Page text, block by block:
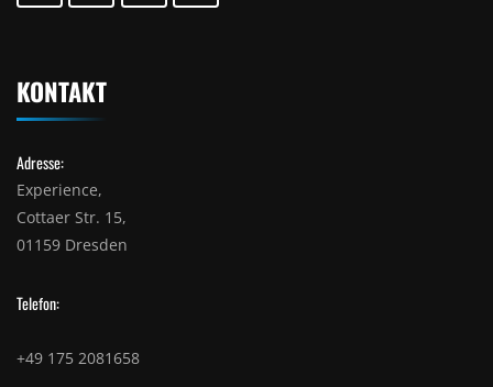
KONTAKT
Adresse:
Experience,
Cottaer Str. 15,
01159 Dresden
Telefon:
+49 175 2081658